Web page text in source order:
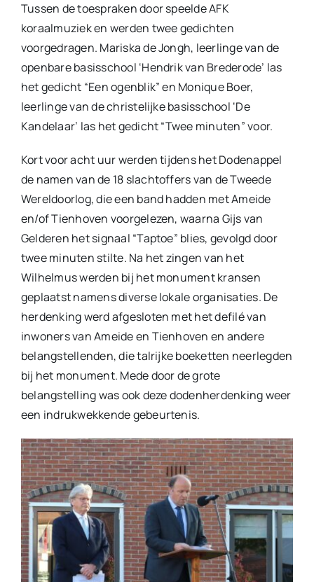
Tussen de toespraken door speelde AFK
koraalmuziek en werden twee gedichten
voorgedragen. Mariska de Jongh, leerlinge van de
openbare basisschool ‘Hendrik van Brederode’ las
het gedicht “Een ogenblik” en Monique Boer,
leerlinge van de christelijke basisschool ‘De
Kandelaar’ las het gedicht “Twee minuten” voor.
Kort voor acht uur werden tijdens het Dodenappel
de namen van de 18 slachtoffers van de Tweede
Wereldoorlog, die een band hadden met Ameide
en/of Tienhoven voorgelezen, waarna Gijs van
Gelderen het signaal “Taptoe” blies, gevolgd door
twee minuten stilte. Na het zingen van het
Wilhelmus werden bij het monument kransen
geplaatst namens diverse lokale organisaties. De
herdenking werd afgesloten met het defilé van
inwoners van Ameide en Tienhoven en andere
belangstellenden, die talrijke boeketten neerlegden
bij het monument. Mede door de grote
belangstelling was ook deze dodenherdenking weer
een indrukwekkende gebeurtenis.